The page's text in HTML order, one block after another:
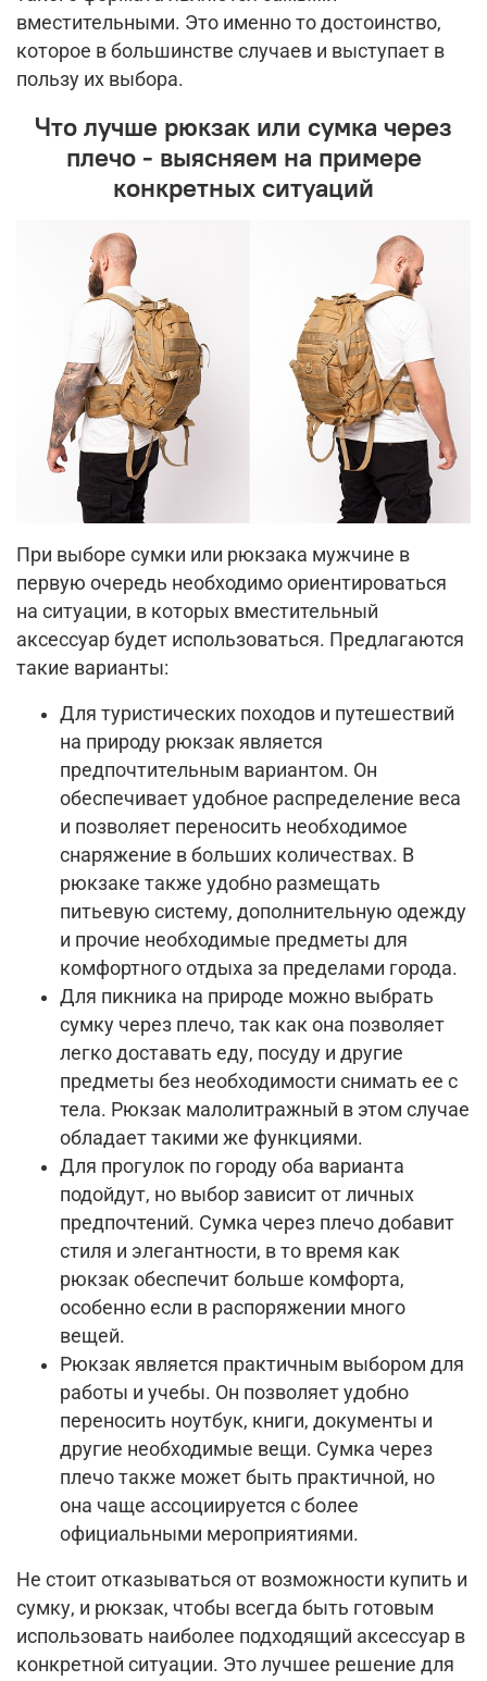
вместительными. Это именно то достоинство,
которое в большинстве случаев и выступает в
пользу их выбора.
Что лучше рюкзак или сумка через
плечо - выясняем на примере
конкретных ситуаций
При выборе сумки или рюкзака мужчине в
первую очередь необходимо ориентироваться
на ситуации, в которых вместительный
аксессуар будет использоваться. Предлагаются
такие варианты:
Для туристических походов и путешествий
на природу рюкзак является
предпочтительным вариантом. Он
обеспечивает удобное распределение веса
и позволяет переносить необходимое
снаряжение в больших количествах. В
рюкзаке также удобно размещать
питьевую систему, дополнительную одежду
и прочие необходимые предметы для
комфортного отдыха за пределами города.
Для пикника на природе можно выбрать
сумку через плечо, так как она позволяет
легко доставать еду, посуду и другие
предметы без необходимости снимать ее с
тела. Рюкзак малолитражный в этом случае
обладает такими же функциями.
Для прогулок по городу оба варианта
подойдут, но выбор зависит от личных
предпочтений. Сумка через плечо добавит
стиля и элегантности, в то время как
рюкзак обеспечит больше комфорта,
особенно если в распоряжении много
вещей.
Рюкзак является практичным выбором для
работы и учебы. Он позволяет удобно
переносить ноутбук, книги, документы и
другие необходимые вещи. Сумка через
плечо также может быть практичной, но
она чаще ассоциируется с более
официальными мероприятиями.
Не стоит отказываться от возможности купить и
сумку, и рюкзак, чтобы всегда быть готовым
использовать наиболее подходящий аксессуар в
конкретной ситуации. Это лучшее решение для